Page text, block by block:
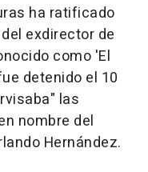
ha ratificado
exdirector de
como 'El
detenido el 10
las
nombre del
Hernández.